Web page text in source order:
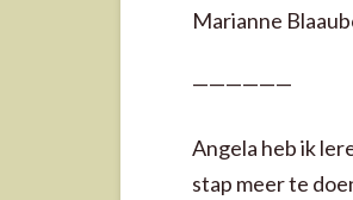
Marianne
——————
Angela heb ik
stap meer te